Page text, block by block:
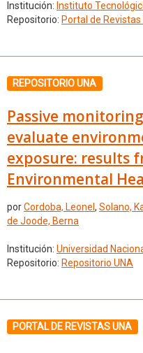
Institución: Instituto
Repositorio: Portal de Revistas
REPOSITORIO UNA
Passive
evaluate
exposure: results
Environmental
porCordoba, Leonel , Solano,
de Joode, Berna
Institución: Universidad
Repositorio: Repositorio UNA
PORTAL DE REVISTAS UNA